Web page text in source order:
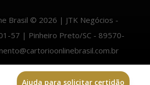
Brasil © 2026 | JTK Negócios -
57 | Pinheiro Preto/SC - 89570-
Ajuda para solicitar certidão